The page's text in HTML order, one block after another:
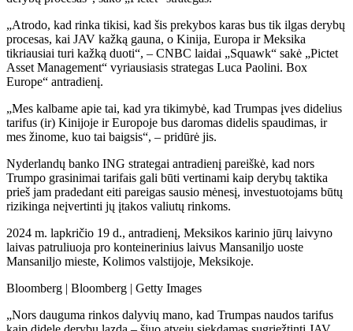
„Atrodo, kad rinka tikisi, kad šis prekybos karas bus tik ilgas derybų
procesas, kai JAV kažką gauna, o Kinija, Europa ir Meksika
tikriausiai turi kažką duoti“, – CNBC laidai „Squawk“ sakė „Pictet
Asset Management“ vyriausiasis strategas Luca Paolini. Box
Europe“ antradienį.
„Mes kalbame apie tai, kad yra tikimybė, kad Trumpas įves didelius
tarifus (ir) Kinijoje ir Europoje bus daromas didelis spaudimas, ir
mes žinome, kuo tai baigsis“, – pridūrė jis.
Nyderlandų banko ING strategai antradienį pareiškė, kad nors
Trumpo grasinimai tarifais gali būti vertinami kaip derybų taktika
prieš jam pradedant eiti pareigas sausio mėnesį, investuotojams būtų
rizikinga neįvertinti jų įtakos valiutų rinkoms.
2024 m. lapkričio 19 d., antradienį, Meksikos karinio jūrų laivyno
laivas patruliuoja pro konteinerinius laivus Mansaniljo uoste
Mansaniljo mieste, Kolimos valstijoje, Meksikoje.
Bloomberg | Bloomberg | Getty Images
„Nors dauguma rinkos dalyvių mano, kad Trumpas naudos tarifus